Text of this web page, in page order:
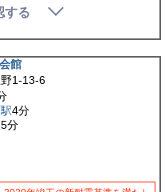
する
館
1-13-6
4分
5分